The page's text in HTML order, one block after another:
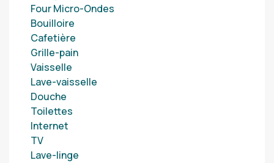
Four Micro-Ondes
Bouilloire
Cafetière
Grille-pain
Vaisselle
Lave-vaisselle
Douche
Toilettes
Internet
TV
Lave-linge